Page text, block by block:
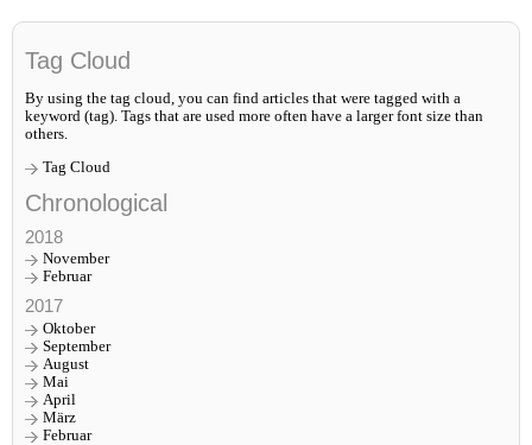
Tag Cloud
By using the tag cloud, you can find articles that were tagged with a
keyword (tag). Tags that are used more often have a larger font size than
others.
Tag Cloud
Chronological
2018
November
Februar
2017
Oktober
September
August
Mai
April
März
Februar